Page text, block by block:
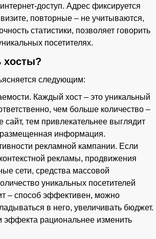
доступ. Адрес фиксируется
повторные – не учитываются,
статистики, позволяет говорить
посетителях.
хосты?
следующим:
Каждый хост – это уникальный
чем больше количество –
сайт, тем привлекательнее выглядит
размещенная информация.
рекламной кампании. Если
рекламы, продвижения
сети, средства массовой
уникальных посетителей
– способ эффективен, можно
в него, увеличивать бюджет.
эффекта рациональнее изменить